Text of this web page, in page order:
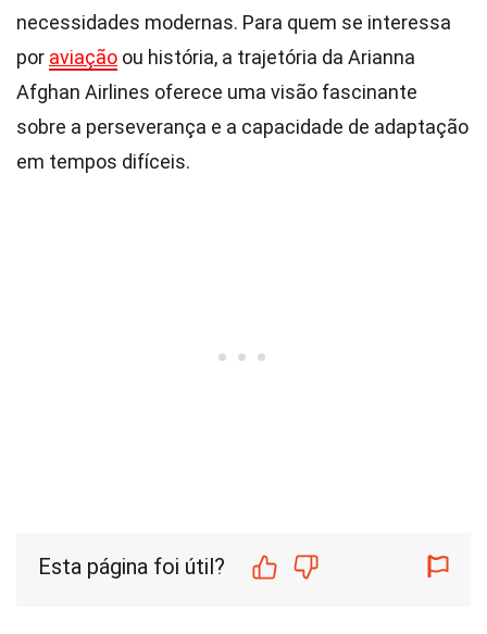
necessidades modernas. Para quem se interessa
por aviação ou história, a trajetória da Arianna
Afghan Airlines oferece uma visão fascinante
sobre a perseverança e a capacidade de adaptação
em tempos difíceis.
Esta página foi útil?